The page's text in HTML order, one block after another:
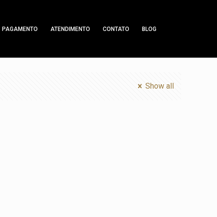
PAGAMENTO ATENDIMENTO CONTATO BLOG
Show all